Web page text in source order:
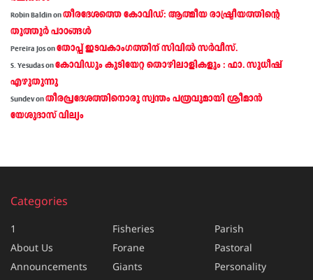
Robin Baldinonതീരദേശത്തെ കോവിഡ്: ആത്മീയ രാഷ്ട്രീയത്തിന്റെ
തൂത്തൂര്‍ പാഠങ്ങൾ
Pereira Josonതോപ്പ് ഇടവകാംഗത്തിന് സിവിൽ സർവീസ്.
S. Yesudasonകോവിഡും കുടിയേറ്റ തൊഴിലാളികളും : ഫാ. സുധീഷ്
എഴുതുന്നു
Sundevonതീരപ്രദേശത്തിനൊരു സ്വന്തം പത്രവുമായി ശ്രീമാന്‍
യേശുദാസ് വില്യം
Categories
1
About Us
Announcements
Fisheries
Forane
Giants
Parish
Pastoral
Personality